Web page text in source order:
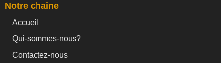
Notre chaine
Accueil
Qui-sommes-nous?
Contactez-nous